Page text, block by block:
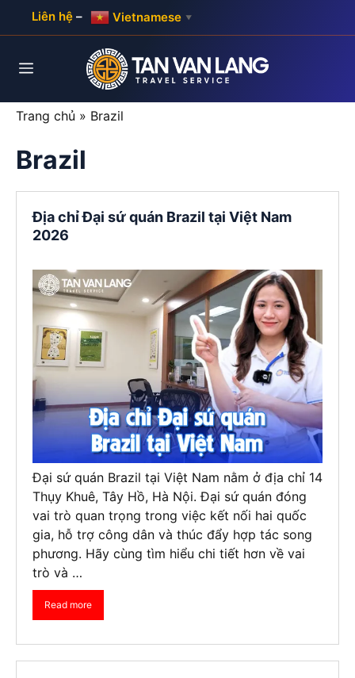
Liên hệ – Vietnamese ▼
Menu
Trang chủ » Brazil
Brazil
Địa chỉ Đại sứ quán Brazil tại Việt Nam
2026
Đại sứ quán Brazil tại Việt Nam nằm ở địa chỉ 14
Thụy Khuê, Tây Hồ, Hà Nội. Đại sứ quán đóng
vai trò quan trọng trong việc kết nối hai quốc
gia, hỗ trợ công dân và thúc đẩy hợp tác song
phương. Hãy cùng tìm hiểu chi tiết hơn về vai
trò và …
Read more